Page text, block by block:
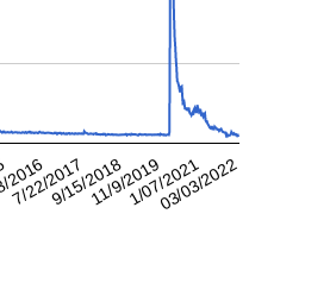
7/22/20179/15/201811/9/20191/07/2021
03/03/2022